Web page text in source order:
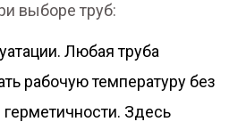
выборе труб:
Любая труба
рабочую температуру без
герметичности. Здесь